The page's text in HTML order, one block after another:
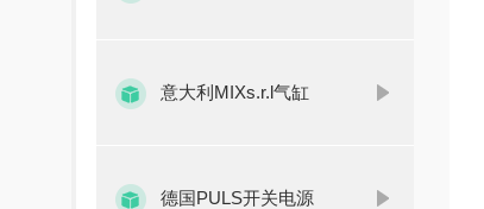
意大利MIXs.r.l气缸
德国PULS开关电源